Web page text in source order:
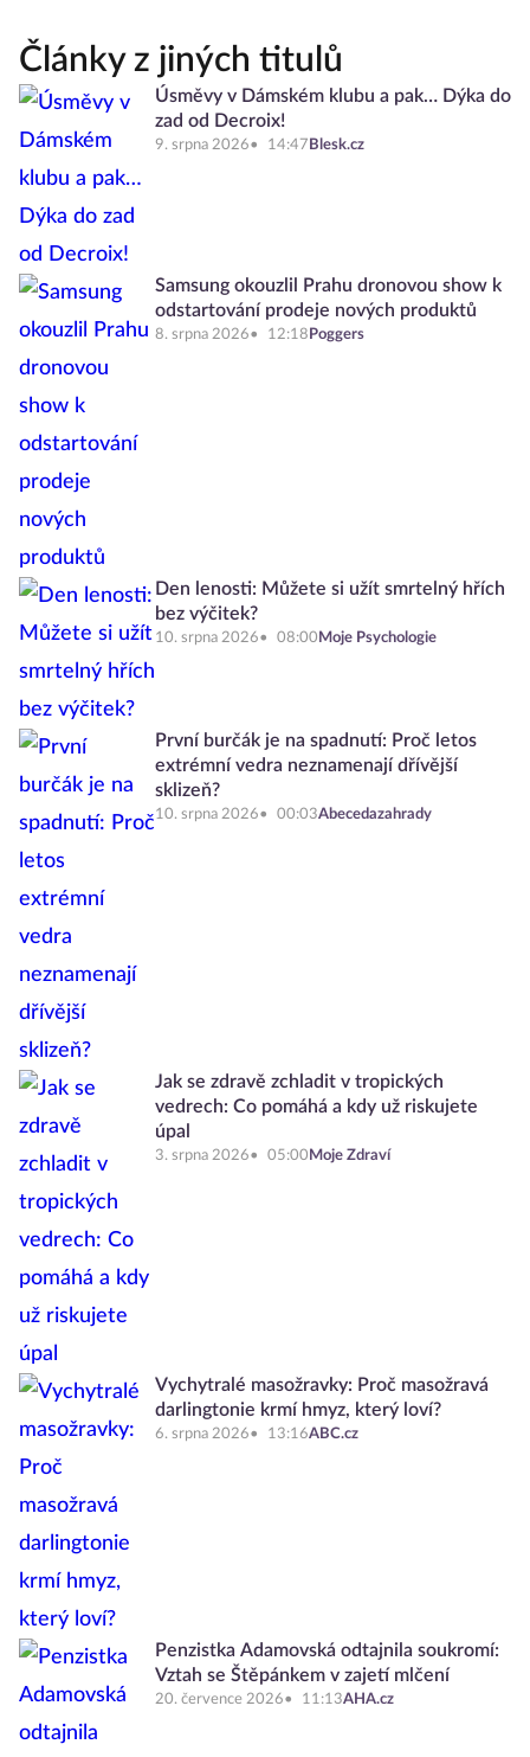
Články z jiných titulů
Úsměvy v Dámském klubu a pak… Dýka do
zad od Decroix!
9. srpna 2026 14:47 Blesk.cz
Samsung okouzlil Prahu dronovou show k
odstartování prodeje nových produktů
8. srpna 2026 12:18 Poggers
Den lenosti: Můžete si užít smrtelný hřích
bez výčitek?
10. srpna 2026 08:00 Moje Psychologie
První burčák je na spadnutí: Proč letos
extrémní vedra neznamenají dřívější
sklizeň?
10. srpna 2026 00:03Abecedazahrady
Jak se zdravě zchladit v tropických
vedrech: Co pomáhá a kdy už riskujete
úpal
3. srpna 2026 05:00 Moje Zdraví
Vychytralé masožravky: Proč masožravá
darlingtonie krmí hmyz, který loví?
6. srpna 2026 13:16ABC.cz
Penzistka Adamovská odtajnila soukromí:
Vztah se Štěpánkem v zajetí mlčení
20. července 2026 11:13AHA.cz